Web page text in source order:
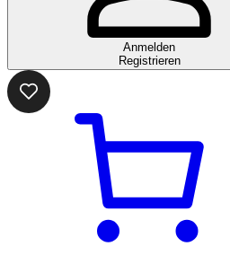
Anmelden
Registrieren